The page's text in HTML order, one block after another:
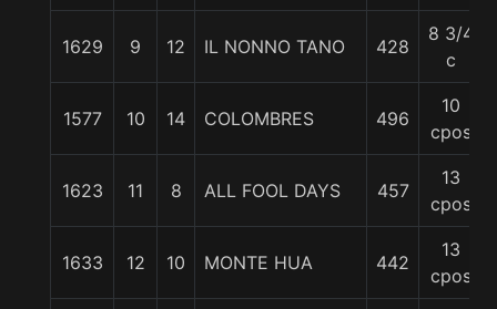
1629 9 12 IL NONNO TANO 428
8 3/4
c
1577 10 14 COLOMBRES 496
10
cpos
1623 11 8 ALL FOOL DAYS 457
13
cpos
1633 12 10 MONTE HUA 442
13
cpos